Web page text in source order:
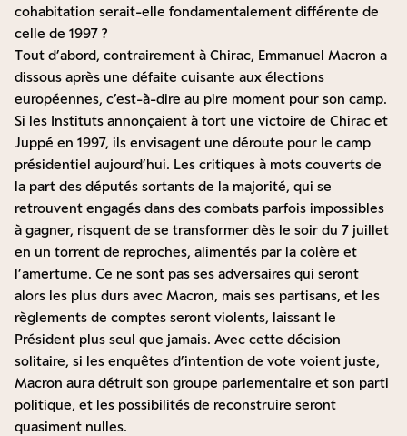
cohabitation serait-elle fondamentalement différente de
celle de 1997 ?
Tout d’abord, contrairement à Chirac, Emmanuel Macron a
dissous après une défaite cuisante aux élections
européennes, c’est-à-dire au pire moment pour son camp.
Si les Instituts annonçaient à tort une victoire de Chirac et
Juppé en 1997, ils envisagent une déroute pour le camp
présidentiel aujourd’hui. Les critiques à mots couverts de
la part des députés sortants de la majorité, qui se
retrouvent engagés dans des combats parfois impossibles
à gagner, risquent de se transformer dès le soir du 7 juillet
en un torrent de reproches, alimentés par la colère et
l’amertume. Ce ne sont pas ses adversaires qui seront
alors les plus durs avec Macron, mais ses partisans, et les
règlements de comptes seront violents, laissant le
Président plus seul que jamais. Avec cette décision
solitaire, si les enquêtes d’intention de vote voient juste,
Macron aura détruit son groupe parlementaire et son parti
politique, et les possibilités de reconstruire seront
quasiment nulles.